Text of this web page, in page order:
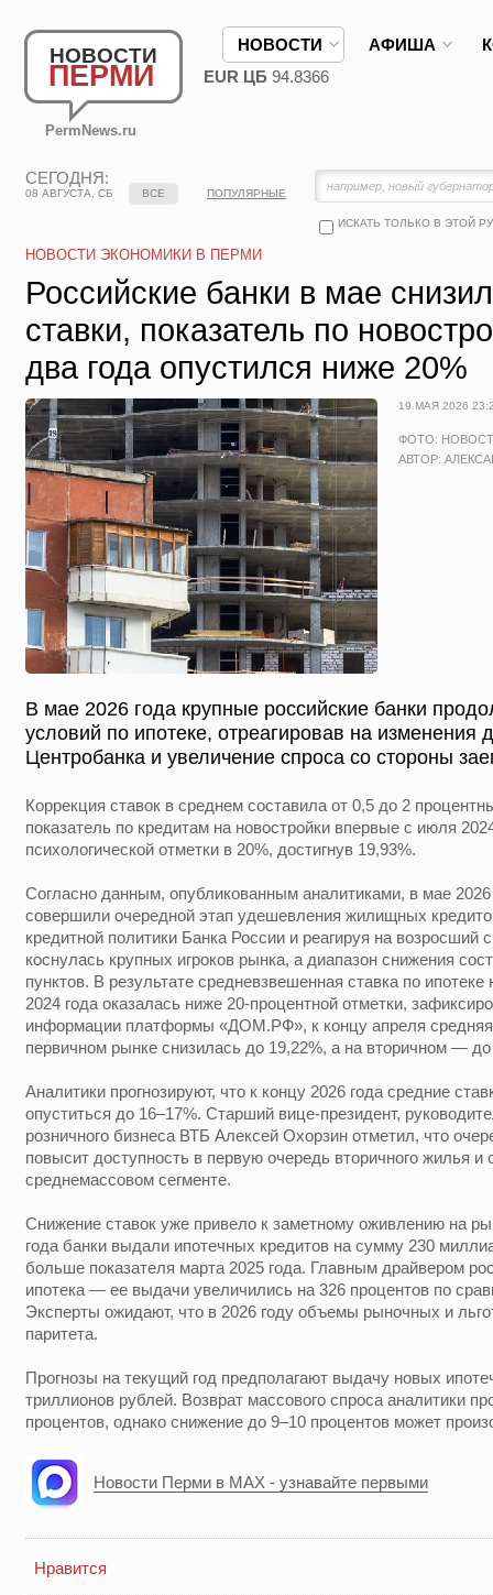
НОВОСТИ
ПЕРМИ
PermNews.ru
НОВОСТИ АФИША
EUR ЦБ 94.8366
СЕГОДНЯ:
08 АВГУСТА, СБ
ИСКАТЬ ТОЛЬКО В ЭТОЙ
ВСЕ ПОПУЛЯРНЫЕ
НОВОСТИ ЭКОНОМИКИ В ПЕРМИ
Российские банки в мае
ставки, показатель по
два года опустился ниже 20%
19 МАЯ 2026
ФОТО:
АВТОР:
В мае 2026 года крупные российские банки
условий по ипотеке, отреагировав на изменения
Центробанка и увеличение спроса со стороны
Коррекция ставок в среднем составила от 0,5 до 2
показатель по кредитам на новостройки впервые с июля
психологической отметки в 20%, достигнув 19,93%.
Согласно данным, опубликованным аналитиками, в мае
совершили очередной этап удешевления жилищных
кредитной политики Банка России и реагируя на возросший
коснулась крупных игроков рынка, а диапазон снижения
пунктов. В результате средневзвешенная ставка по
2024 года оказалась ниже 20-процентной отметки,
информации платформы «ДОМ.РФ», к концу апреля средняя
первичном рынке снизилась до 19,22%, а на вторичном —
Аналитики прогнозируют, что к концу 2026 года средние
опуститься до 16–17%. Старший вице-президент,
розничного бизнеса ВТБ Алексей Охорзин отметил, что
повысит доступность в первую очередь вторичного жилья и
среднемассовом сегменте.
Снижение ставок уже привело к заметному оживлению на
года банки выдали ипотечных кредитов на сумму 230
больше показателя марта 2025 года. Главным драйвером
ипотека — ее выдачи увеличились на 326 процентов по
Эксперты ожидают, что в 2026 году объемы рыночных и
паритета.
Прогнозы на текущий год предполагают выдачу новых
триллионов рублей. Возврат массового спроса аналитики
процентов, однако снижение до 9–10 процентов может
Новости Перми в MAX - узнавайте первыми
Нравится